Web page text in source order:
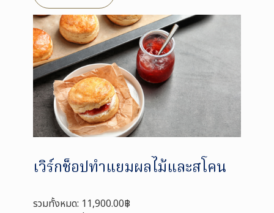
เวิร์กช็อปทำแยมผลไม้และสโคน
รวมทั้งหมด: 11,900.00฿